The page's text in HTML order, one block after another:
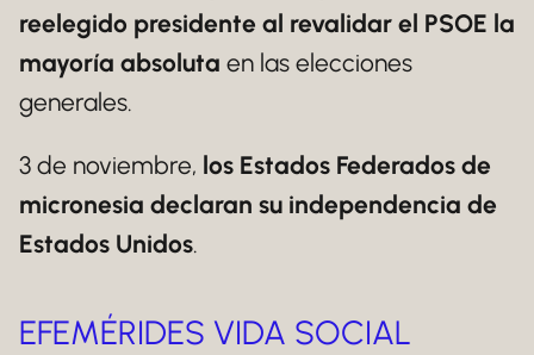
reelegido presidente al revalidar el PSOE la
mayoría absoluta en las elecciones
generales.
3 de noviembre, los Estados Federados de
micronesia declaran su independencia de
Estados Unidos.
EFEMÉRIDES VIDA SOCIAL